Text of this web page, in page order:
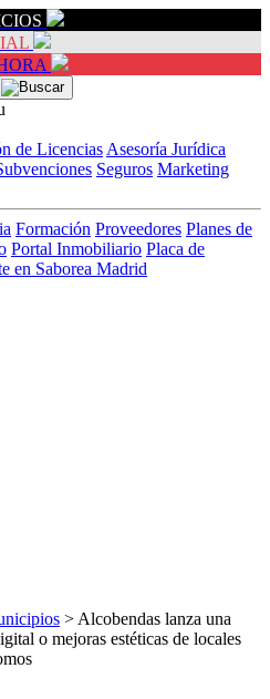
de Licencias Asesoría Jurídica
Seguros Marketing
Formación Proveedores Planes de
Portal Inmobiliario Placa de
en Saborea Madrid
> Alcobendas lanza una
o mejoras estéticas de locales